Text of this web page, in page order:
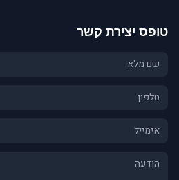
טופס יצירת קשר